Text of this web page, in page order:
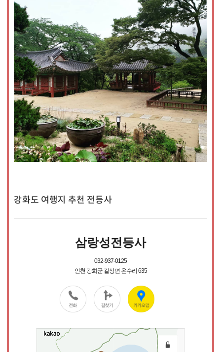
강화도 여행지 추천 전등사